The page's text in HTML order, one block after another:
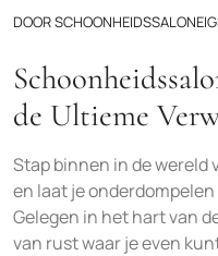
DOOR
de Ultieme
Stap binnen in de wereld
en laat je
Gelegen in het hart van
van rust waar je even